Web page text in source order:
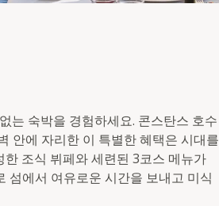
는 숙박을 경험하세요. 콘스탄스 호수
안에 자리한 이 특별한 혜택은 시대를
조식 뷔페와 세련된 3코스 메뉴가
섬에서 여유로운 시간을 보내고 미식